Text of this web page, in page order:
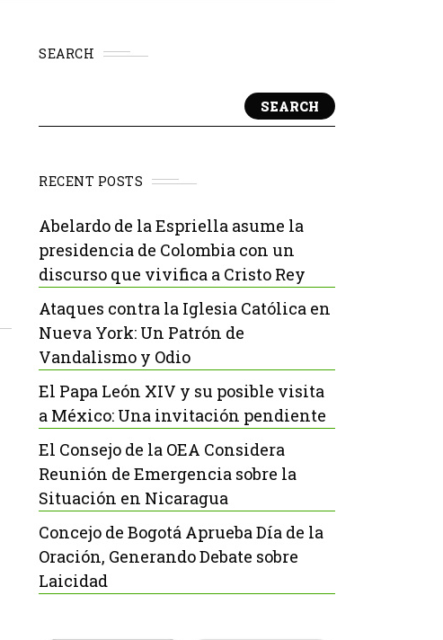
SEARCH
SEARCH
RECENT POSTS
Abelardo de la Espriella asume la
presidencia de Colombia con un
discurso que vivifica a Cristo Rey
Ataques contra la Iglesia Católica en
Nueva York: Un Patrón de
Vandalismo y Odio
El Papa León XIV y su posible visita
a México: Una invitación pendiente
El Consejo de la OEA Considera
Reunión de Emergencia sobre la
Situación en Nicaragua
Concejo de Bogotá Aprueba Día de la
Oración, Generando Debate sobre
Laicidad